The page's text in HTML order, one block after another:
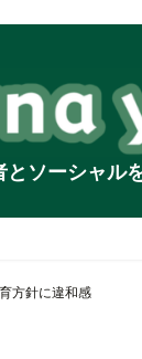
とソーシャル
方針に違和感